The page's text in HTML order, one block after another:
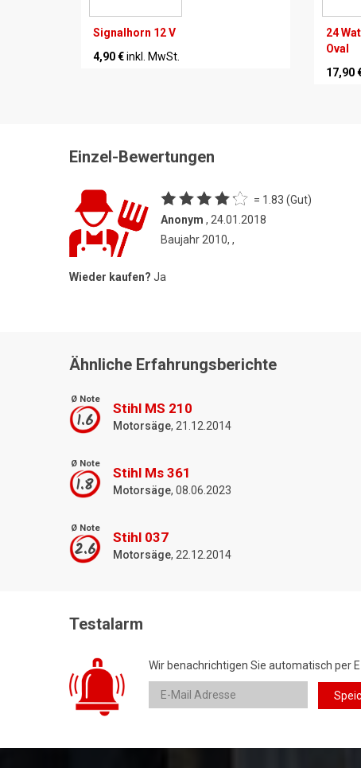
Signalhorn 12 V
4,90 €inkl. MwSt.
24
Oval
17,90
Einzel-Bewertungen
= 1.83 (Gut)
Anonym , 24.01.2018
Baujahr 2010, ,
Wieder kaufen? Ja
Ähnliche Erfahrungsberichte
Ø Note
1.6
Stihl MS 210
Motorsäge, 21.12.2014
Ø Note
1.8
Stihl Ms 361
Motorsäge, 08.06.2023
Ø Note
2.6
Stihl 037
Motorsäge, 22.12.2014
Testalarm
Wir benachrichtigen Sie automatisch per